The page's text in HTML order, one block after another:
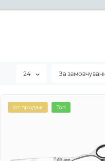
24 За
Хіт продаж Топ